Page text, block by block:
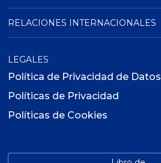
RELACIONES INTERNACIONALES
LEGALES
Política de Privacidad de Datos
Políticas de Privacidad
Políticas de Cookies